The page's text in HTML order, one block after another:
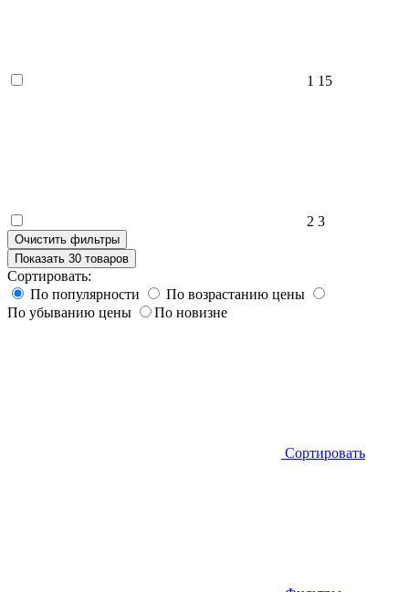
1 15
2 3
Очистить фильтры
Показать 30 товаров
Сортировать:
По популярности
По возрастанию цены
По убыванию цены
По новизне
Сортировать